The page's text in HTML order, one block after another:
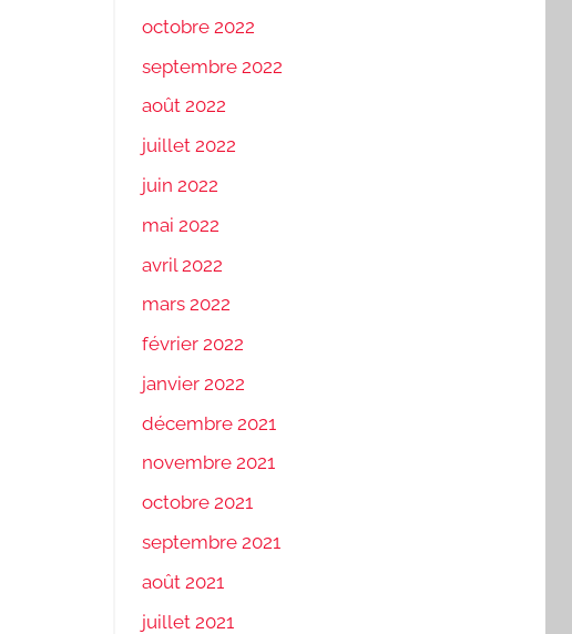
octobre 2022
septembre 2022
août 2022
juillet 2022
juin 2022
mai 2022
avril 2022
mars 2022
février 2022
janvier 2022
décembre 2021
novembre 2021
octobre 2021
septembre 2021
août 2021
juillet 2021